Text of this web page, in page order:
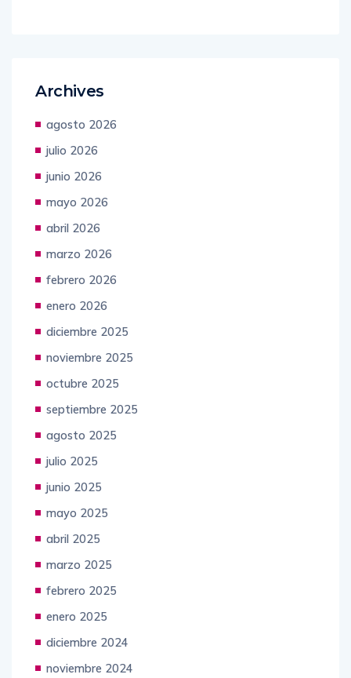
Archives
agosto 2026
julio 2026
junio 2026
mayo 2026
abril 2026
marzo 2026
febrero 2026
enero 2026
diciembre 2025
noviembre 2025
octubre 2025
septiembre 2025
agosto 2025
julio 2025
junio 2025
mayo 2025
abril 2025
marzo 2025
febrero 2025
enero 2025
diciembre 2024
noviembre 2024